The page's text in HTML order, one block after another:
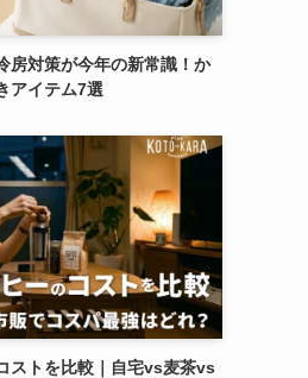
房対策が今年の新常識！か
アイテム7選
ストを比較｜自宅vs麦茶vs